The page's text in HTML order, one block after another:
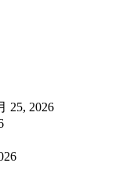
25, 2026